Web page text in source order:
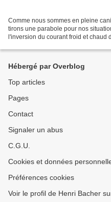
Comme nous sommes en pleine
tirons une parabole pour nos
l'inversion du courant froid et chaud
Hébergé par Overblog
Top articles
Pages
Contact
Signaler un abus
C.G.U.
Cookies et données
Préférences cookies
Voir le profil de Henri Bacher